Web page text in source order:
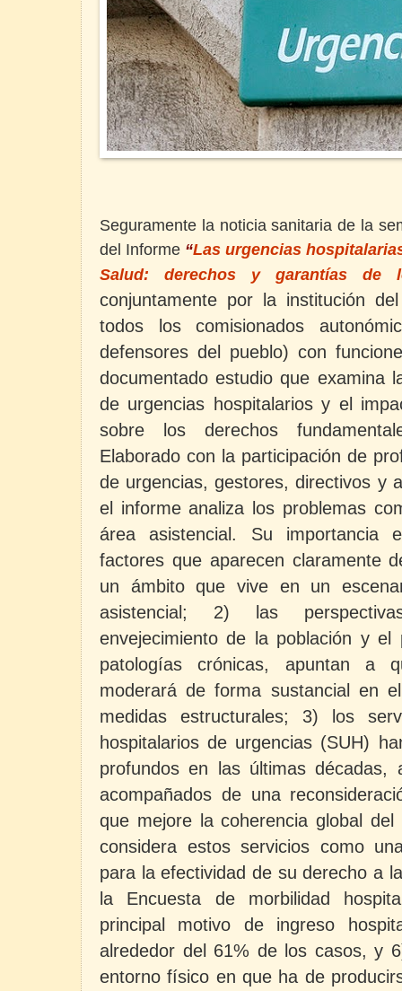
Seguramente la noticia sanitaria de la
del Informe “Las urgencias
Salud: derechos y garantías de
conjuntamente por la institución
todos los comisionados
defensores del pueblo) con
documentado estudio que examina
de urgencias hospitalarios y el
sobre los derechos
Elaborado con la participación de
de urgencias, gestores, directivos y
el informe analiza los problemas
área asistencial. Su importancia
factores que aparecen claramente
un ámbito que vive en un
asistencial; 2) las
envejecimiento de la población y el
patologías crónicas, apuntan a
moderará de forma sustancial en
medidas estructurales; 3) los
hospitalarios de urgencias (SUH)
profundos en las últimas décadas,
acompañados de una
que mejore la coherencia global
considera estos servicios como
para la efectividad de su derecho a
la Encuesta de morbilidad
principal motivo de ingreso
alrededor del 61% de los casos, y
entorno físico en que ha de